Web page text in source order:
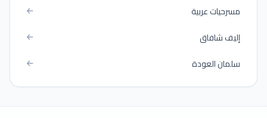
مسرحيات عربية
إليف شافاق
سلمان العودة